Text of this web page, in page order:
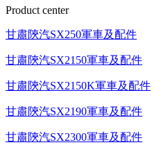
Product center
甘肅陝汽SX250軍車及配件
甘肅陝汽SX2150軍車及配件
甘肅陝汽SX2150K軍車及配件
甘肅陝汽SX2190軍車及配件
甘肅陝汽SX2300軍車及配件